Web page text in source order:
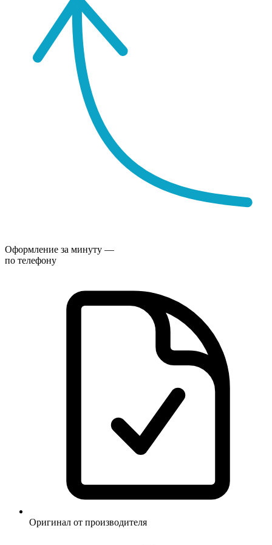
Оформление за минуту —
по телефону
Оригинал от производителя